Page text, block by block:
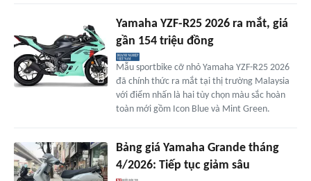
Yamaha YZF-R25 2026 ra mắt, giá
gần 154 triệu đồng
Mẫu sportbike cỡ nhỏ Yamaha YZF-R25 2026
đã chính thức ra mắt tại thị trường Malaysia
với điểm nhấn là hai tùy chọn màu sắc hoàn
toàn mới gồm Icon Blue và Mint Green.
Bảng giá Yamaha Grande tháng
4/2026: Tiếp tục giảm sâu